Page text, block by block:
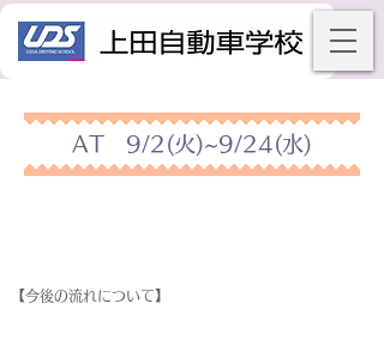
AT 9/2(火)~9/24(水)
【今後の流れについて】